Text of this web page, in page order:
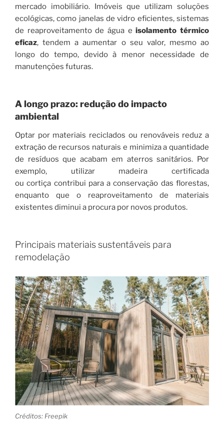
mercado imobiliário. Imóveis que utilizam soluções
ecológicas, como janelas de vidro eficientes, sistemas
de reaproveitamento de água eisolamento térmico
eficaz, tendem a aumentar o seu valor, mesmo ao
longo do tempo, devido à menor necessidade de
manutenções futuras.
A longo prazo: redução do impacto
ambiental
Optar por materiais reciclados ou renováveis reduz a
extração de recursos naturais e minimiza a quantidade
de resíduos que acabam em aterros sanitários. Por
exemplo, utilizar madeira certificada
ou cortiça contribui para a conservação das florestas,
enquanto que o reaproveitamento de materiais
existentes diminui a procura por novos produtos.
Principais materiais sustentáveis para
remodelação
Créditos: Freepik